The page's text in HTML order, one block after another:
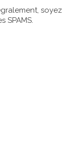
soyez
SPAMS.